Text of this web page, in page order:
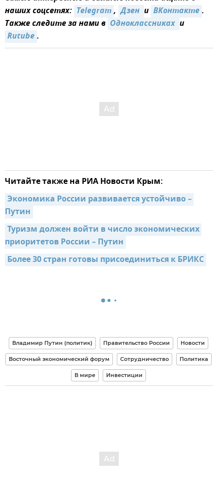
наших соцсетях: Telegram, Дзен и ВКонтакте.
Также следите за нами в Одноклассниках и
Rutube.
Читайте также на РИА Новости Крым:
Экономика России развивается устойчиво –
Путин
Туризм должен войти в число экономических
приоритетов России – Путин
Более 30 стран готовы присоединиться к БРИКС
Владимир Путин (политик) Правительство России Новости
Восточный экономический форум Сотрудничество Политика
В мире Инвестиции